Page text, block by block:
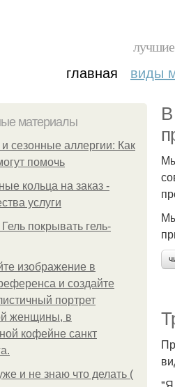
главная виды
материалы
сезонные аллергии: Как
помочь
кольца на заказ -
услуги
покрывать гель-
изображение в
и создайте
портрет
женщины, в
кофейне санкт
и не знаю что делать (